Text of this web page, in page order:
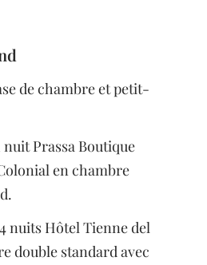
de chambre et petit-
nuit Prassa Boutique
en chambre
nuits Hôtel Tienne del
double standard avec